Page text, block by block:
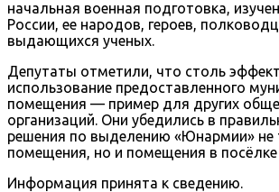
начальная военная подготовка,
России, ее народов, героев,
выдающихся ученых.
Депутаты отметили, что столь
использование предоставленного
помещения — пример для других
организаций. Они убедились в
решения по выделению «Юнармии» не
помещения, но и помещения в
Информация принята к сведению.